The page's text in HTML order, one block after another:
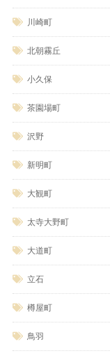
川崎町
北朝霧丘
小久保
茶園場町
沢野
新明町
大観町
太寺大野町
大道町
立石
樽屋町
鳥羽